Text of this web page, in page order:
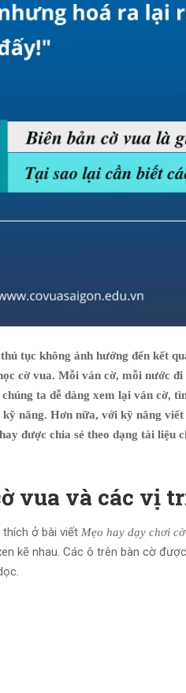
tục không ảnh hưởng đến kết
cờ vua. Mỗi ván cờ, mỗi nước
chúng ta dễ dàng xem lại ván cờ,
kỹ năng. Hơn nữa, với kỹ năng
được chia sẻ theo dạng tài liệu
vua và các vị
thích ở bài viết Mẹo hay dạy chơi
kẽ nhau. Các ô trên bàn cờ